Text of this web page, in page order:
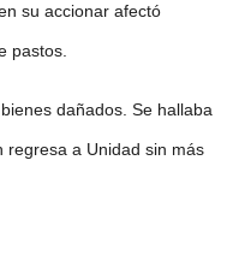
su accionar afectó
pastos.
dañados. Se hallaba
regresa a Unidad sin más